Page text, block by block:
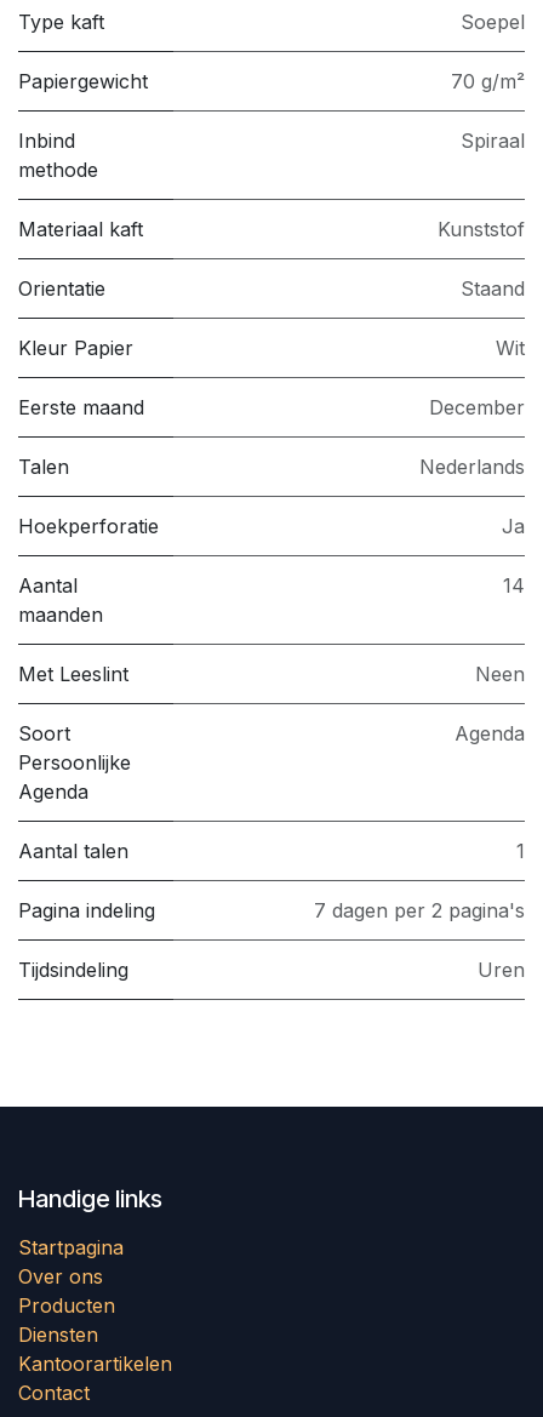
Type kaft Soepel
Papiergewicht 70 g/m²
Inbind
methode
Spiraal
Materiaal kaft Kunststof
Orientatie Staand
Kleur Papier Wit
Eerste maand December
Talen Nederlands
Hoekperforatie Ja
Aantal
maanden
14
Met Leeslint Neen
Soort
Persoonlijke
Agenda
Agenda
Aantal talen 1
Pagina indeling 7 dagen per 2 pagina's
Tijdsindeling Uren
Handige links
Startpagina
Over ons
Producten
Diensten
Kantoorartikelen
Contact